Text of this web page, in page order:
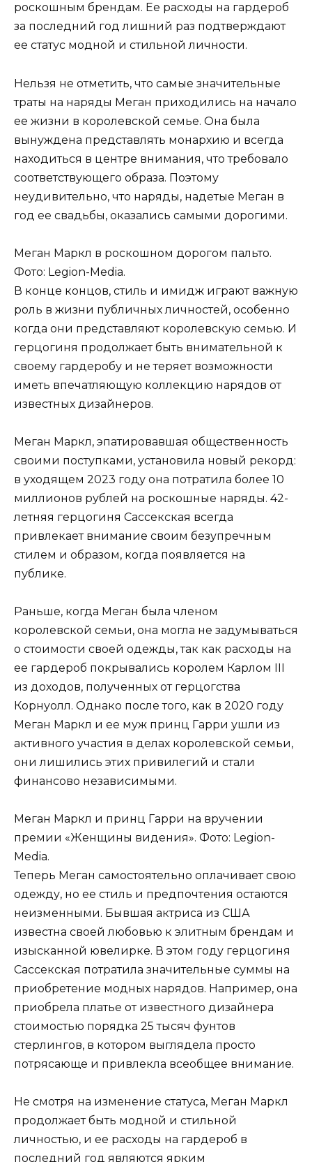
роскошным брендам. Ее расходы на гардероб
за последний год лишний раз подтверждают
ее статус модной и стильной личности.
Нельзя не отметить, что самые значительные
траты на наряды Меган приходились на начало
ее жизни в королевской семье. Она была
вынуждена представлять монархию и всегда
находиться в центре внимания, что требовало
соответствующего образа. Поэтому
неудивительно, что наряды, надетые Меган в
год ее свадьбы, оказались самыми дорогими.
Меган Маркл в роскошном дорогом пальто.
Фото: Legion-Media.
В конце концов, стиль и имидж играют важную
роль в жизни публичных личностей, особенно
когда они представляют королевскую семью. И
герцогиня продолжает быть внимательной к
своему гардеробу и не теряет возможности
иметь впечатляющую коллекцию нарядов от
известных дизайнеров.
Меган Маркл, эпатировавшая общественность
своими поступками, установила новый рекорд:
в уходящем 2023 году она потратила более 10
миллионов рублей на роскошные наряды. 42-
летняя герцогиня Сассекская всегда
привлекает внимание своим безупречным
стилем и образом, когда появляется на
публике.
Раньше, когда Меган была членом
королевской семьи, она могла не задумываться
о стоимости своей одежды, так как расходы на
ее гардероб покрывались королем Карлом III
из доходов, полученных от герцогства
Корнуолл. Однако после того, как в 2020 году
Меган Маркл и ее муж принц Гарри ушли из
активного участия в делах королевской семьи,
они лишились этих привилегий и стали
финансово независимыми.
Меган Маркл и принц Гарри на вручении
премии «Женщины видения». Фото: Legion-
Media.
Теперь Меган самостоятельно оплачивает свою
одежду, но ее стиль и предпочтения остаются
неизменными. Бывшая актриса из США
известна своей любовью к элитным брендам и
изысканной ювелирке. В этом году герцогиня
Сассекская потратила значительные суммы на
приобретение модных нарядов. Например, она
приобрела платье от известного дизайнера
стоимостью порядка 25 тысяч фунтов
стерлингов, в котором выглядела просто
потрясающе и привлекла всеобщее внимание.
Не смотря на изменение статуса, Меган Маркл
продолжает быть модной и стильной
личностью, и ее расходы на гардероб в
последний год являются ярким